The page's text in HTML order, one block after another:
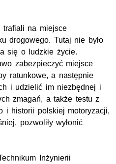
trafiali na miejsce
drogowego. Tutaj nie było
się o ludzkie życie.
zabezpieczyć miejsce
ratunkowe, a następnie
i udzielić im niezbędnej i
zmagań, a także testu z
i historii polskiej motoryzacji,
pozwoliły wyłonić
Inżynierii